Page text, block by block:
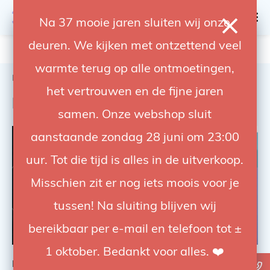
Na 37 mooie jaren sluiten wij onze
deuren. We kijken met ontzettend veel
warmte terug op alle ontmoetingen,
het vertrouwen en de fijne jaren
samen. Onze webshop sluit
aanstaande zondag 28 juni om 23:00
uur. Tot die tijd is alles in de uitverkoop.
Misschien zit er nog iets moois voor je
tussen! Na sluiting blijven wij
bereikbaar per e-mail en telefoon tot ±
1 oktober. Bedankt voor alles. ❤️
4.92 / 5 op trusted shops
Paper rolls